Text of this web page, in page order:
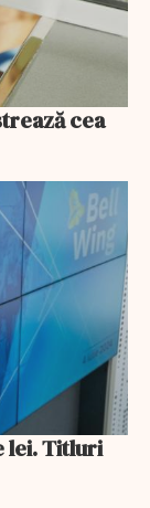
cea
lei. Titluri